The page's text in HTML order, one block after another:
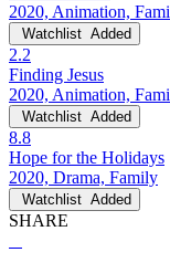
2020, Animation,
Watchlist Added
2.2
Finding Jesus
2020, Animation,
Watchlist Added
8.8
Hope for the Holidays
2020, Drama, Family
Watchlist Added
SHARE